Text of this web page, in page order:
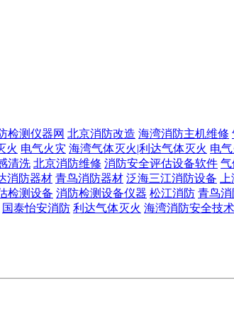
检测仪器网 北京消防改造 海湾消防主机维修
火 电气火灾 海湾气体灭火|利达气体灭火 电
清洗 北京消防维修 消防安全评估设备软件 气
消防器材 青鸟消防器材 泛海三江消防设备
检测设备 消防检测设备仪器 松江消防 青鸟消
国泰怡安消防 利达气体灭火 海湾消防安全技术